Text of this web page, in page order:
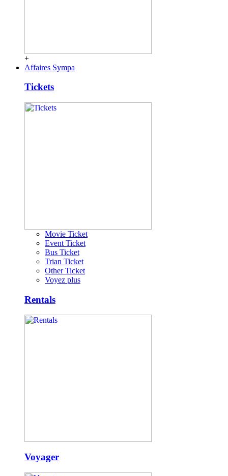
+
Affaires Sympa
Tickets
Movie Ticket
Event Ticket
Bus Ticket
Trian Ticket
Other Ticket
Voyez plus
Rentals
Voyager